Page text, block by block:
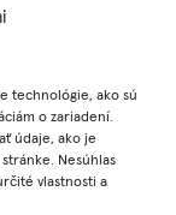
technológie, ako sú
o zariadení.
údaje, ako je
Nesúhlas
vlastnosti a